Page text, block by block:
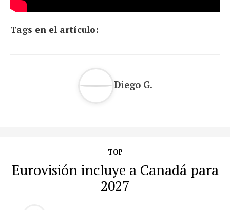
Tags en el artículo:
Diego G.
TOP
Eurovisión incluye a Canadá para
2027